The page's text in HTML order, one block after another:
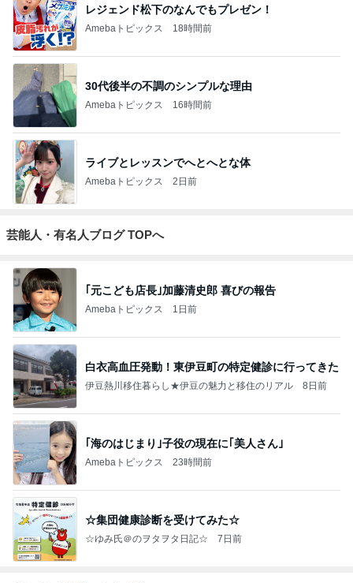
レジェンド松下のなんでもプレゼン！
Amebaトピックス 18時間前
30代後半の不調のシンプルな理由
Amebaトピックス 16時間前
ライブとレッスンでへとへとな体
Amebaトピックス 2日前
芸能人・有名人ブログ TOPへ
｢元こども店長｣加藤清史郎 喜びの報告
Amebaトピックス 1日前
白衣高血圧発動！東伊豆町の特定健診に行ってきた
伊豆熱川移住暮らし★伊豆の魅力と移住のリアル 8日前
｢海のはじまり｣子役の現在に｢美人さん｣
Amebaトピックス 23時間前
☆集団健康診断を受けてみた☆
☆ゆみ氏＠のヲタヲタ日記☆ 7日前